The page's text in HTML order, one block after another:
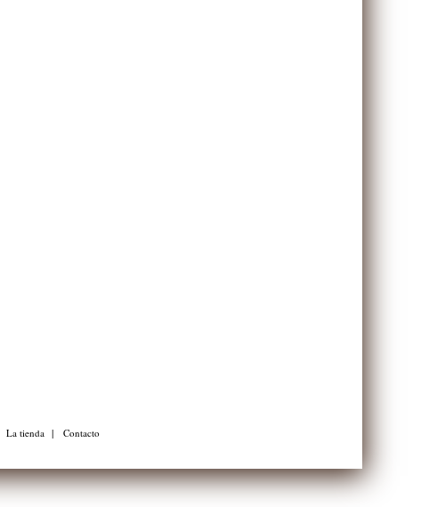
La tienda | Contacto